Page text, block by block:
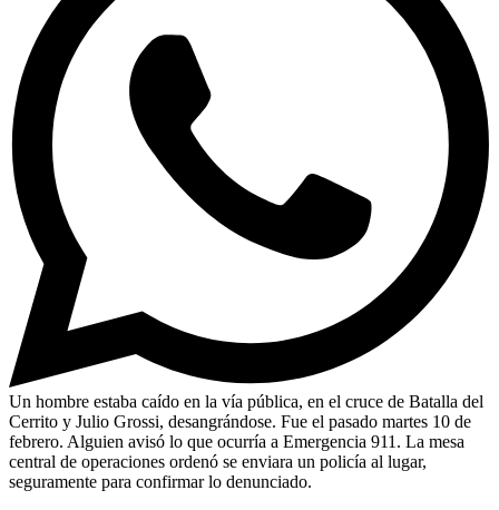
Un hombre estaba caído en la vía pública, en el cruce de Batalla del
Cerrito y Julio Grossi, desangrándose. Fue el pasado martes 10 de
febrero. Alguien avisó lo que ocurría a Emergencia 911. La mesa
central de operaciones ordenó se enviara un policía al lugar,
seguramente para confirmar lo denunciado.